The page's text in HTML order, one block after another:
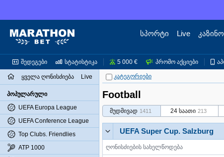
სპორტი Live კაზინო
შედეგები სტატისტიკა 5 000 € პრომო აქციები
ყველა ღონისძიება Live
პოპულარული
UEFA Europa League
UEFA Conference League
Top Clubs. Friendlies
ATP 1000
კატეგორიები
Football
მუდმივად 1411 24 საათი 213
UEFA Super Cup. Salzburg
ღონისძიების სახელწოდება